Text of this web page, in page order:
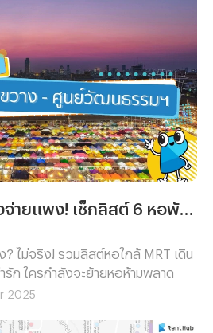
ไม่จริง! รวมลิสต์หอใกล้ MRT เดิน
รัก ใครกำลังจะย้ายหอห้ามพลาด
2025